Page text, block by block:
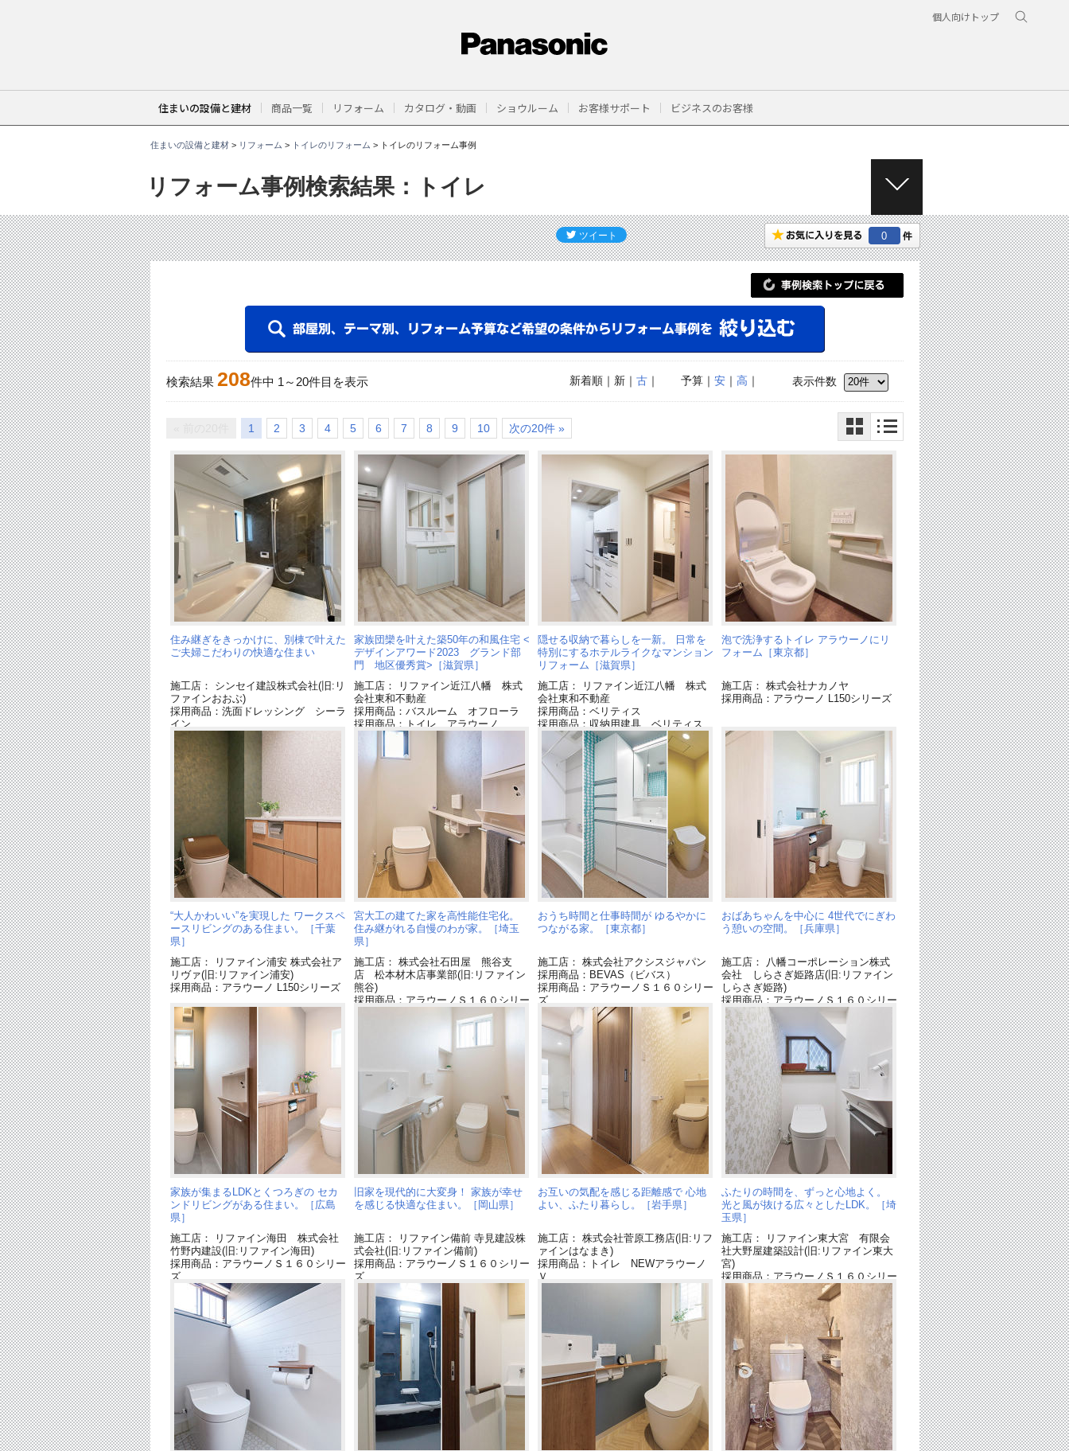
個人向けトップ
住まいの設備と建材 商品一覧 リフォーム カタログ・動画 ショウルーム お客様サポート ビジネスのお客様
住まいの設備と建材> リフォーム > トイレのリフォーム > トイレのリフォーム事例
リフォーム事例検索結果：トイレ
E
N
。
0
検索結果 208件中 1 ～ 20件目を表示 表示件数
予算｜ 安｜ 高 ｜
新着順｜新｜ 古｜
1 2 3 4 5 6 7 8 9 10 次の20件 »
住み継ぎをきっかけに、別棟で叶えた
ご夫婦こだわりの快適な住まい
施工店： シンセイ建設株式会社(旧:リ
ファインおおぶ)
採用商品：洗面ドレッシング シーラ
イン
採用商品：内装ドア ベリティス
採用商品：マイスターズウッドフロア
ダブルコート３P
家族団欒を叶えた築50年の和風住宅 <
デザインアワード2023 グランド部
門 地区優秀賞>［滋賀県］
施工店： リファイン近江八幡 株式
会社東和不動産
採用商品：バスルーム オフローラ
採用商品：トイレ アラウーノ
採用商品：ベリティス
隠せる収納で暮らしを一新。 日常を
特別にするホテルライクなマンション
リフォーム［滋賀県］
施工店： リファイン近江八幡 株式
会社東和不動産
採用商品：ベリティス
採用商品：収納用建具 ベリティス
採用商品：ベリティスフロアー ダブ
ルコート
泡で洗浄するトイレ アラウーノにリ
フォーム［東京都］
施工店： 株式会社ナカノヤ
採用商品：アラウーノ L150シリーズ
“大人かわいい”を実現した ワークスペ
ースリビングのある住まい。［千葉
県］
施工店： リファイン浦安 株式会社ア
リヴァ(旧:リファイン浦安)
採用商品：アラウーノ L150シリーズ
宮大工の建てた家を高性能住宅化。
住み継がれる自慢のわが家。［埼玉
県］
施工店： 株式会社石田屋 熊谷支
店 松本材木店事業部(旧:リファイン
熊谷)
採用商品：アラウーノＳ１６０シリー
おうち時間と仕事時間が ゆるやかに
つながる家。［東京都］
施工店： 株式会社アクシスジャパン
採用商品：BEVAS（ビバス）
採用商品：アラウーノＳ１６０シリー
ズ
採用商品：洗面ドレッシング シーラ
イン
おばあちゃんを中心に 4世代でにぎわ
う憩いの空間。［兵庫県］
施工店： 八幡コーポレーション株式
会社 しらさぎ姫路店(旧:リファイン
しらさぎ姫路)
採用商品：アラウーノＳ１６０シリー
ズ
採用商品：アラウーノ トイレカウン
ター
採用商品：内装ドア ベリティス
家族が集まるLDKとくつろぎの セカ
ンドリビングがある住まい。［広島
県］
施工店： リファイン海田 株式会社
竹野内建設(旧:リファイン海田)
採用商品：アラウーノＳ１６０シリー
ズ
旧家を現代的に大変身！ 家族が幸せ
を感じる快適な住まい。［岡山県］
施工店： リファイン備前 寺見建設株
式会社(旧:リファイン備前)
採用商品：アラウーノＳ１６０シリー
ズ
お互いの気配を感じる距離感で 心地
よい、ふたり暮らし。［岩手県］
施工店： 株式会社菅原工務店(旧:リフ
ァインはなまき)
採用商品：トイレ NEWアラウーノ
Ｖ
採用商品：内装ドア ベリティス
採用商品：床材 フィットフロアー
採用商品：床材 ベリティスフロアー
ふたりの時間を、ずっと心地よく。
光と風が抜ける広々としたLDK。［埼
玉県］
施工店： リファイン東大宮 有限会
社大野屋建築設計(旧:リファイン東大
宮)
採用商品：アラウーノＳ１６０シリー
ズ
採用商品：アラウーノ手洗い